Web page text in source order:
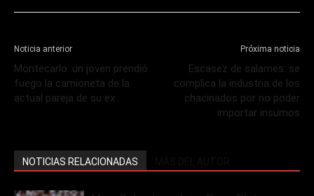
Noticia anterior
Montecarlo: un joven prendió
fuego la camioneta de la
actual pareja de su ex
Próxima noticia
Escasez de salames: se
complica la industria de los
chacinados por no poder
importar insumos
NOTICIAS RELACIONADAS